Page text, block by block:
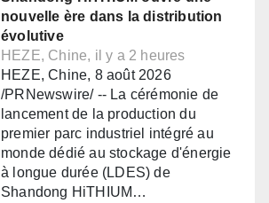
nouvelle ère dans la distribution
évolutive
HEZE, Chine, il y a 2 heures
HEZE, Chine, 8 août 2026
/PRNewswire/ -- La cérémonie de
lancement de la production du
premier parc industriel intégré au
monde dédié au stockage d'énergie
à longue durée (LDES) de
Shandong HiTHIUM…